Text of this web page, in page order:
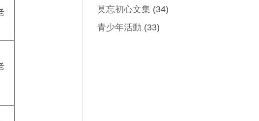
莫忘初心文集 (34)
青少年活動 (33)